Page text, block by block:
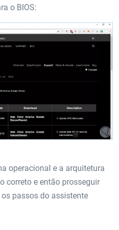
o BIOS:
operacional e a arquitetura
correto e então prosseguir
passos do assistente